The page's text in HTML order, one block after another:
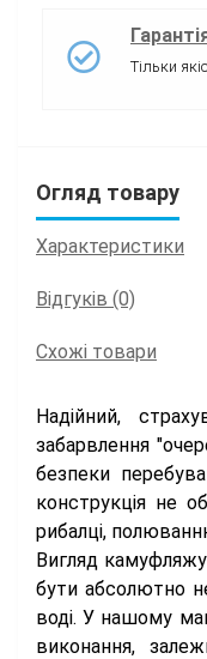
Тільки
Огляд товару
Характеристики
Відгуків (0)
Схожі товари
Надійний,
забарвлення
безпеки
конструкція не
рибалці,
Вигляд
бути абсолютно
воді. У нашому
виконання,